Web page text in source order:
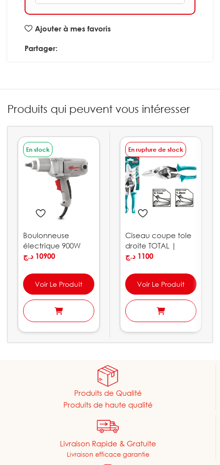
Ajouter à mes favoris
Partager:
Produits qui peuvent vous intéresser
En stock
Boulonneuse
électrique 900W
320Nm CROWN |
10900 د.ج
Voir Le Produit
En rupture de stock
Ciseau coupe tole
droite TOTAL |
THT523106
1100 د.ج
Voir Le Produit
Produits de Qualité
Produits de haute qualité
Livraison Rapide & Gratuite
Livraison efficace garantie